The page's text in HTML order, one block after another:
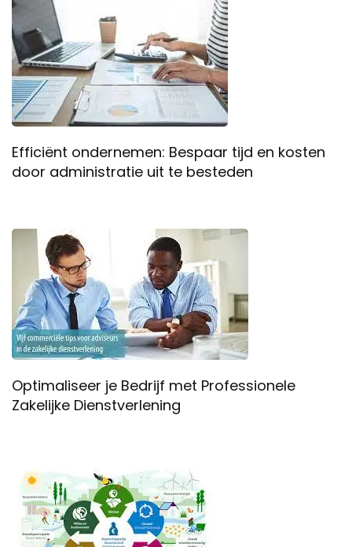
Efficiënt ondernemen: Bespaar tijd en kosten
door administratie uit te besteden
Optimaliseer je Bedrijf met Professionele
Zakelijke Dienstverlening